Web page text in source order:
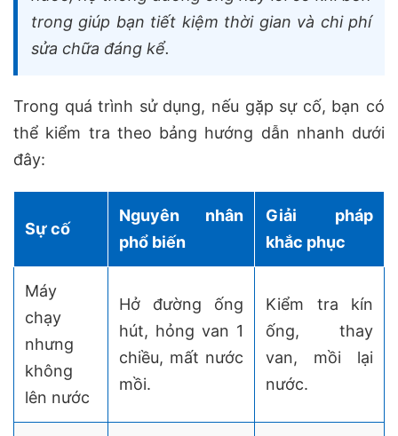
trong giúp bạn tiết kiệm thời gian và chi phí
sửa chữa đáng kể.
Trong quá trình sử dụng, nếu gặp sự cố, bạn có
thể kiểm tra theo bảng hướng dẫn nhanh dưới
đây:
Sự cố
Nguyên nhân
phổ biến
Giải pháp
khắc phục
Máy
chạy
nhưng
không
lên nước
Hở đường ống
hút, hỏng van 1
chiều, mất nước
mồi.
Kiểm tra kín
ống, thay
van, mồi lại
nước.